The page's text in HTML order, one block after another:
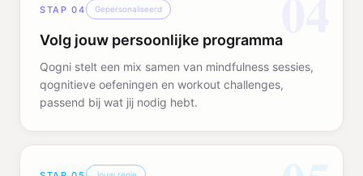
STAP04 Gepersonaliseerd
Volg jouw persoonlijke programma
Qogni stelt een mix samen van mindfulness sessies,
qognitieve oefeningen en workout challenges,
passend bij wat jij nodig hebt.